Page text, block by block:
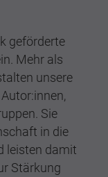
geförderte
Mehr als
unsere
Sie
in die
leisten damit
Stärkung